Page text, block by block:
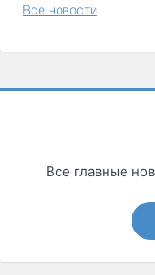
Все новости
Все главные